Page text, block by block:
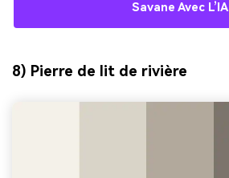
Savane Avec L’IA
8) Pierre de lit de rivière